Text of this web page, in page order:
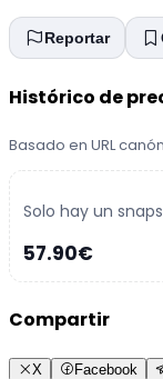
Reportar
Histórico de
Basado en URL
Solo hay un
57.90€
Compartir
X Facebook